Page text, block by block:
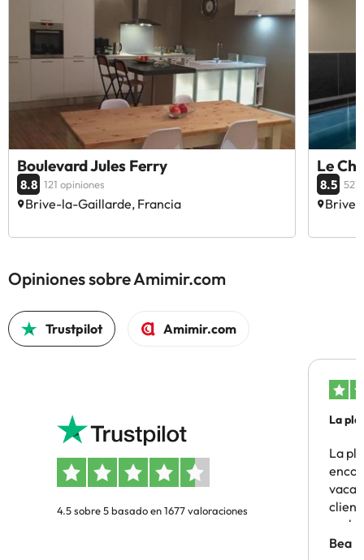
Boulevard Jules Ferry
8.8 121 opiniones
Brive-la-Gaillarde, Francia
Le
8.5 521
Opiniones sobre Amimir.com
Trustpilot Amimir.com
4.5 sobre 5 basado en 1677 valoraciones
La
La
Bea